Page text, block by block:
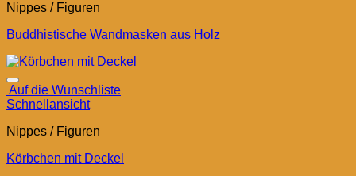
Nippes / Figuren
Buddhistische Wandmasken aus Holz
Auf die Wunschliste
Schnellansicht
Nippes / Figuren
Körbchen mit Deckel